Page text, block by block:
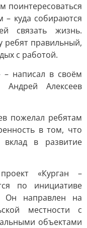
поинтересоваться
куда собираются
связать жизнь.
ребят правильный,
с работой.
– написал в своём
Алексеев
пожелал ребятам
в том, что
в развитие
«Курган –
по инициативе
Он направлен на
местности с
объектами